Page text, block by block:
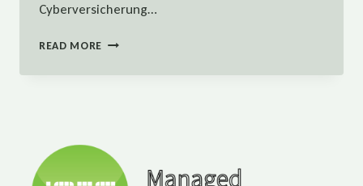
Cyberversicherung…
READ MORE CYBERVERSICHERUNGEN
SICH
ABSICHERN